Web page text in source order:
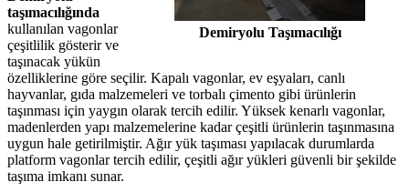
Demiryolu Taşımacılığı
taşımacılığında
kullanılan vagonlar
çeşitlilik gösterir ve
taşınacak yükün
özelliklerine göre seçilir. Kapalı vagonlar, ev eşyaları, canlı
hayvanlar, gıda malzemeleri ve torbalı çimento gibi ürünlerin
taşınması için yaygın olarak tercih edilir. Yüksek kenarlı vagonlar,
madenlerden yapı malzemelerine kadar çeşitli ürünlerin taşınmasına
uygun hale getirilmiştir. Ağır yük taşıması yapılacak durumlarda
platform vagonlar tercih edilir, çeşitli ağır yükleri güvenli bir şekilde
taşıma imkanı sunar.